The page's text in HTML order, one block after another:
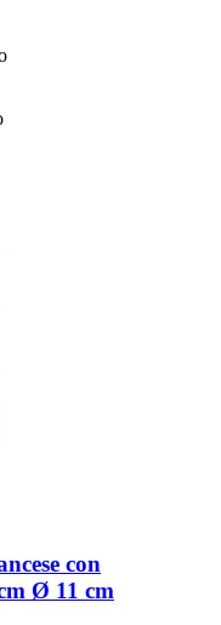
con
Ø 11 cm